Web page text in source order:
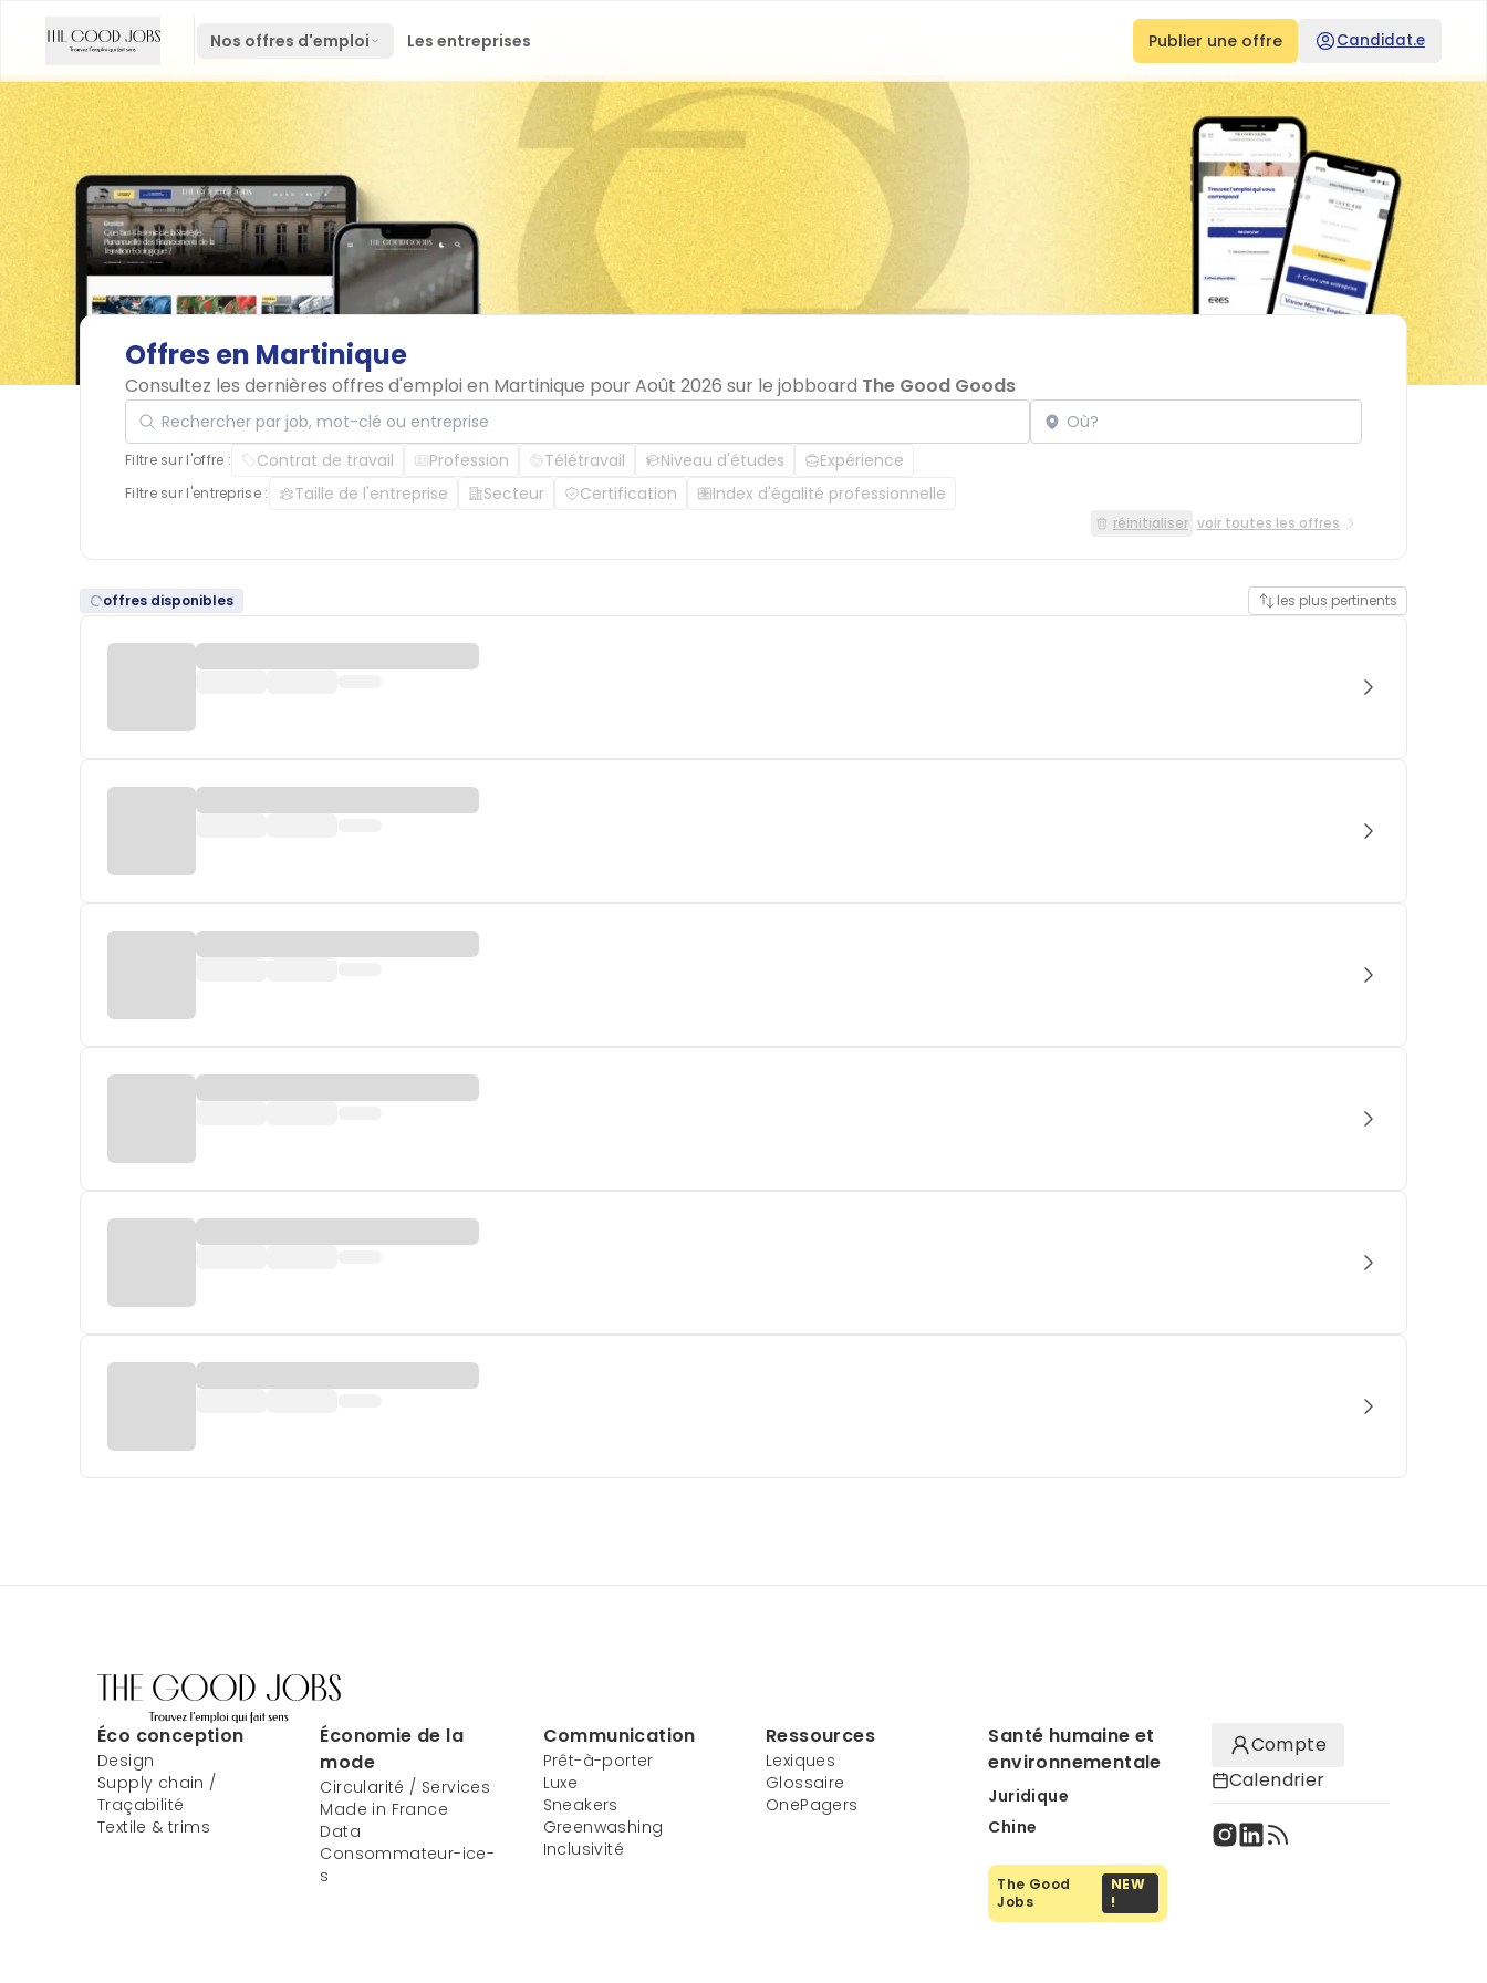
Nos offres d'emploi Les entreprises Publier une offre Candidat.e
Offres en Martinique
Consultez les dernières offres d'emploi en Martinique pour Août 2026 sur le jobboard The Good Goods
Rechercher par job, mot-clé ou entreprise Localisation
Filtre sur l'offre : Contrat de travail Profession Télétravail Niveau d'études Expérience
Filtre sur l'entreprise : Taille de l'entreprise Secteur Certification Index d'égalité professionnelle
réinitialiser voir toutes les offres
offres disponibles les plus pertinents
Éco conception
Design
Supply chain /
Traçabilité
Textile & trims
Économie de la
mode
Circularité / Services
Made in France
Data
Consommateur-ice-
s
Communication
Prêt-à-porter
Luxe
Sneakers
Greenwashing
Inclusivité
Ressources
Lexiques
Glossaire
OnePagers
Santé humaine et
environnementale
Juridique
Chine
The Good
Jobs
NEW
!
Compte
Calendrier